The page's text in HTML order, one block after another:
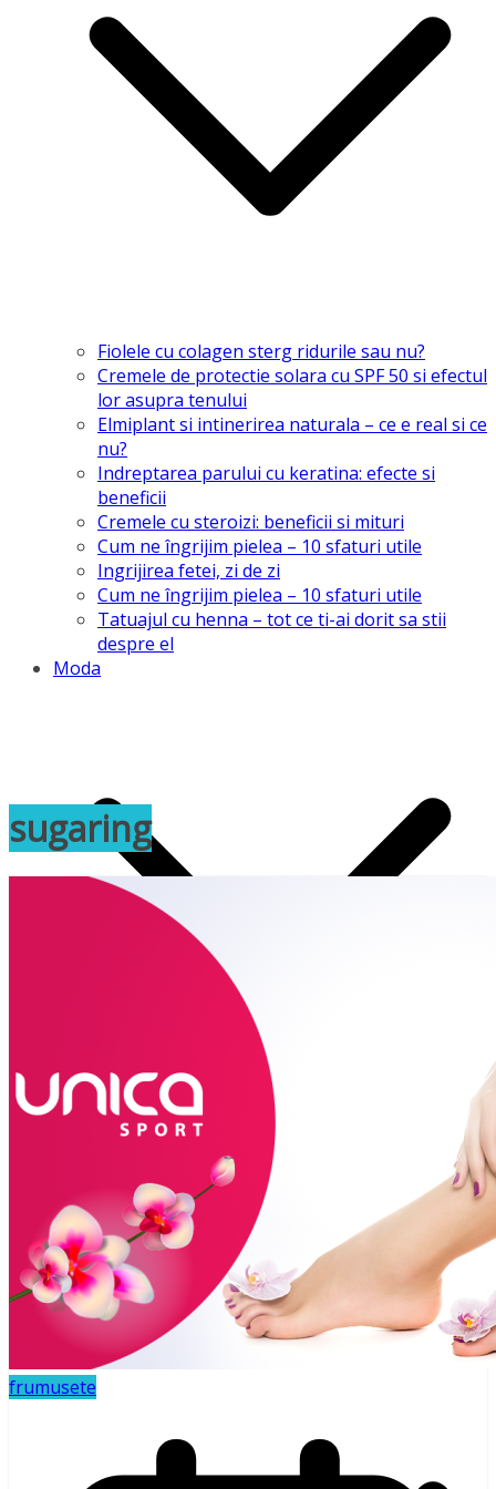
Fiolele cu colagen sterg ridurile sau nu?
Cremele de protectie solara cu SPF 50 si efectul
lor asupra tenului
Elmiplant si intinerirea naturala – ce e real si ce
nu?
Indreptarea parului cu keratina: efecte si
beneficii
Cremele cu steroizi: beneficii si mituri
Cum ne îngrijim pielea – 10 sfaturi utile
Ingrijirea fetei, zi de zi
Cum ne îngrijim pielea – 10 sfaturi utile
Tatuajul cu henna – tot ce ti-ai dorit sa stii
despre el
Moda
Costumele de baie I.D.Sarrieri – indraznete,
elegante, luxoase… dar nepractice
Jolidon 2017 – costume de baie care
avantajeaza toate siluetele
Salopetele elegante – in topul preferintelor
O călătorie a culorilor estivale cu colectia de
vară Tex de la Carrefour
Maraton de shoping la Answear
Moda de primavara la Maxine
Sanatate & sport
sugaring
frumusete